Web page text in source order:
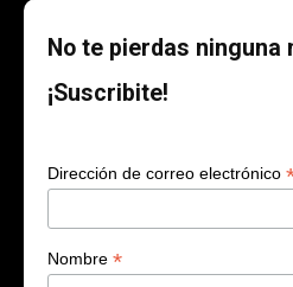
No te pierdas ninguna
¡Suscribite!
Dirección de correo electrónico
Nombre *